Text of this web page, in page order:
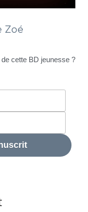
Zoé
cette BD jeunesse ?